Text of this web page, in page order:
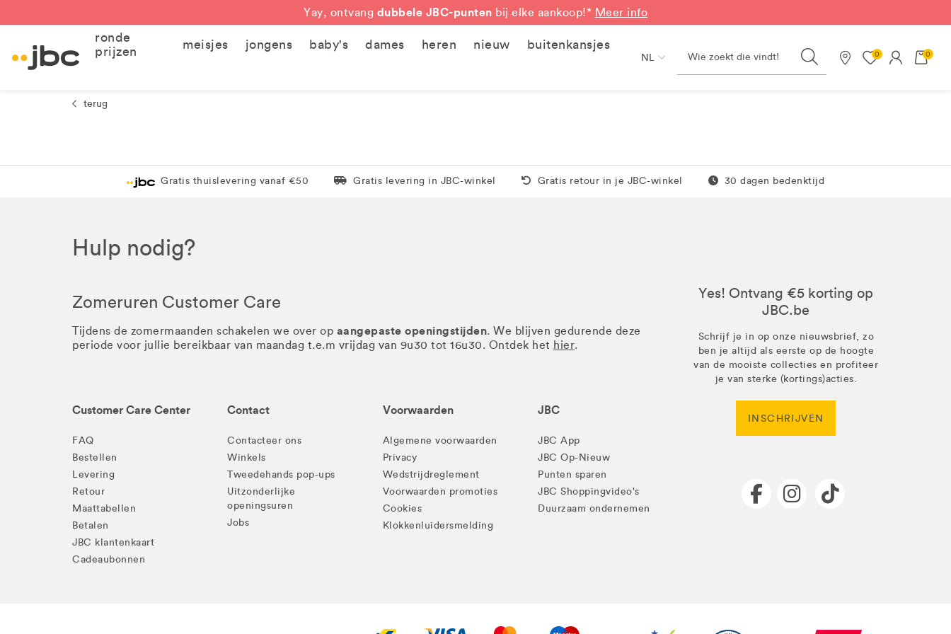
Yay, ontvang dubbele JBC-punten bij elke aankoop!* Meer info
ronde
prijzen
meisjes jongens baby's dames heren nieuw buitenkansjes
NL Search
Onze winkels
0 0
terug
Gratis thuislevering vanaf €50 Levering in 1 pakket
Gratis levering in JBC-winkel Gratis thuis vanaf 50 euro
Gratis retour in je JBC-winkel Gratis retour
30 dagen bedenktijd
Hulp nodig?
Zomeruren Customer Care
Tijdens de zomermaanden schakelen we over op aangepaste openingstijden. We blijven gedurende deze
periode voor jullie bereikbaar van maandag t.e.m vrijdag van 9u30 tot 16u30. Ontdek het hier.
Customer Care Center
FAQ
Bestellen
Levering
Retour
Maattabellen
Betalen
JBC klantenkaart
Cadeaubonnen
Contact
Contacteer ons
Winkels
Tweedehands pop-ups
Uitzonderlijke
openingsuren
Jobs
Voorwaarden
Algemene voorwaarden
Privacy
Wedstrijdreglement
Voorwaarden promoties
Cookies
Klokkenluidersmelding
JBC
JBC App
JBC Op-Nieuw
Punten sparen
JBC Shoppingvideo's
Duurzaam ondernemen
Yes! Ontvang €5 korting op
JBC.be
Schrijf je in op onze nieuwsbrief, zo
ben je altijd als eerste op de hoogte
van de mooiste collecties en profiteer
je van sterke (kortings)acties.
INSCHRIJVEN